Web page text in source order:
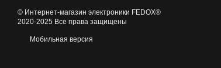
©️ Интернет-магазин электроники FEDOX®
2020-2025 Все права защищены
Мобильная версия